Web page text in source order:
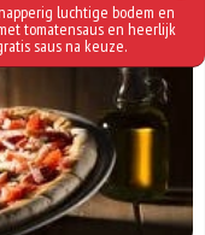
luchtige bodem en
tomatensaus en heerlijk
saus na keuze.